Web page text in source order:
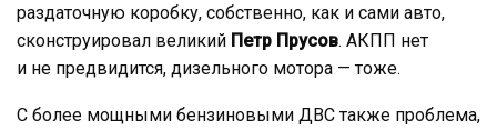
раздаточную коробку, собственно, как и сами авто,
сконструировал великий Петр Прусов. АКПП нет
и не предвидится, дизельного мотора — тоже.
С более мощными бензиновыми ДВС также проблема,